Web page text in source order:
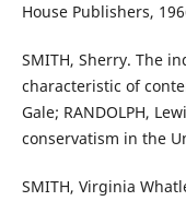
House Publishers,
SMITH, Sherry. The
characteristic of
Gale; RANDOLPH,
conservatism in the
SMITH, Virginia